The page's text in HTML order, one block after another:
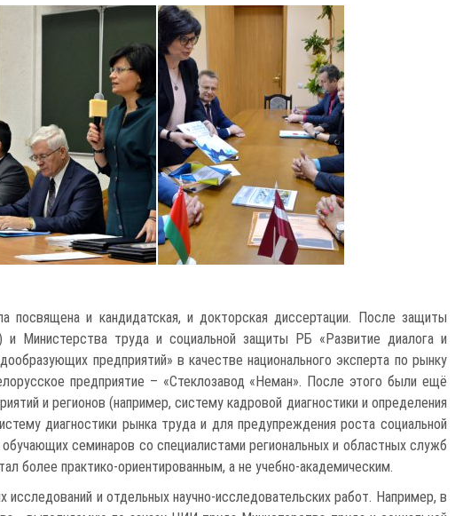
и кандидатская, и докторская диссертации. После защиты
Министерства труда и социальной защиты РБ «Развитие диалога и
предприятий» в качестве национального эксперта по рынку
предприятие – «Стеклозавод «Неман». После этого были ещё
и регионов (например, систему кадровой диагностики и определения
диагностики рынка труда и для предупреждения роста социальной
семинаров со специалистами региональных и областных служб
более практико-ориентированным, а не учебно-академическим.
и отдельных научно-исследовательских работ. Например, в